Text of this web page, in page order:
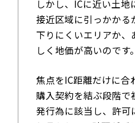
しかし、ICに近い土地
接近区域に引っかかる
下りにくいエリアか
しく地価が高いのです。
焦点をIC距離だけに合
購入契約を結ぶ段階
発行為に該当し、許可